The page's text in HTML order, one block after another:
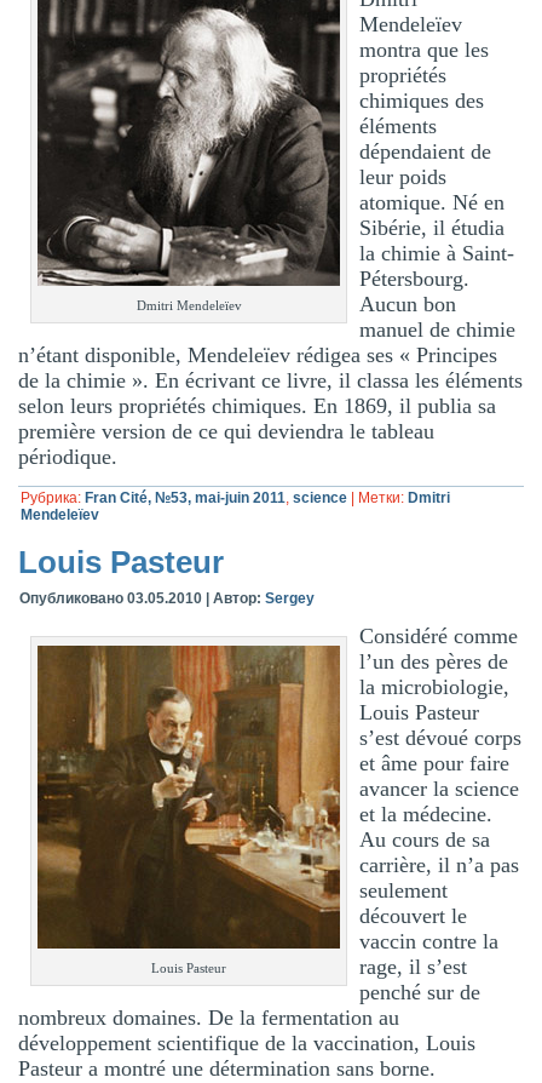
Dmitri Mendeleïev
Mendeleïev
montra que les
propriétés
chimiques des
éléments
dépendaient de
leur poids
atomique. Né en
Sibérie, il étudia
la chimie à Saint-
Pétersbourg.
Aucun bon
manuel de chimie
n’étant disponible, Mendeleïev rédigea ses « Principes
de la chimie ». En écrivant ce livre, il classa les éléments
selon leurs propriétés chimiques. En 1869, il publia sa
première version de ce qui deviendra le tableau
périodique.
Рубрика: Fran Cité, №53, mai-juin 2011,science Метки: Dmitri
Mendeleïev
Louis Pasteur
Опубликовано 03.05.2010 |Автор: Sergey
Louis Pasteur
Considéré comme
l’un des pères de
la microbiologie,
Louis Pasteur
s’est dévoué corps
et âme pour faire
avancer la science
et la médecine.
Au cours de sa
carrière, il n’a pas
seulement
découvert le
vaccin contre la
rage, il s’est
penché sur de
nombreux domaines. De la fermentation au
développement scientifique de la vaccination, Louis
Pasteur a montré une détermination sans borne.